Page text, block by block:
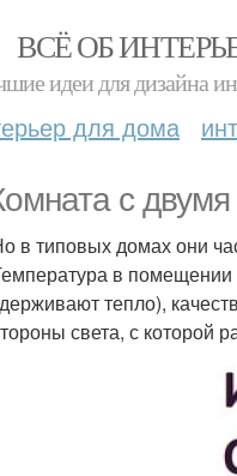
ВСЁ ОБ
идеи для дизайна
для дома
с
в типовых домах они
в помещении
тепло),
света, с которой